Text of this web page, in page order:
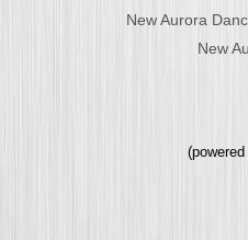
New Aurora
New